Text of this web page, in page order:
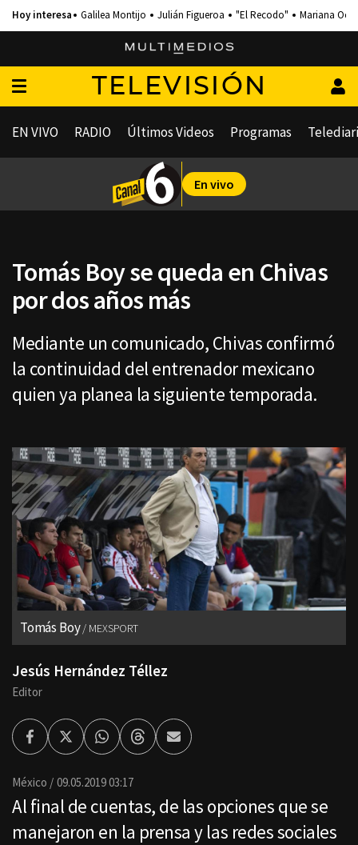
Galilea Montijo Julián Figueroa "El Recodo" Mariana
TELEVISIÓN
EN VIVO RADIO Últimos Videos Programas
En vivo
Tomás Boy se queda en Chivas
por dos años más
Mediante un comunicado, Chivas confirmó
la continuidad del entrenador mexicano
quien ya planea la siguiente temporada.
Tomás Boy MEXSPORT
Jesús Hernández Téllez
Editor
FacebookTwitterWhatsappThreadsEnviar
por
México 09.05.2019 03:17
Al final de cuentas, de las opciones que se
manejaron en la prensa y las redes sociales